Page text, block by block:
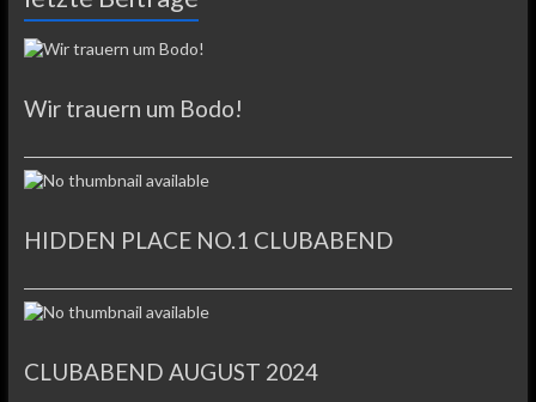
Wir trauern um Bodo!
HIDDEN PLACE NO.1 CLUBABEND
CLUBABEND AUGUST 2024